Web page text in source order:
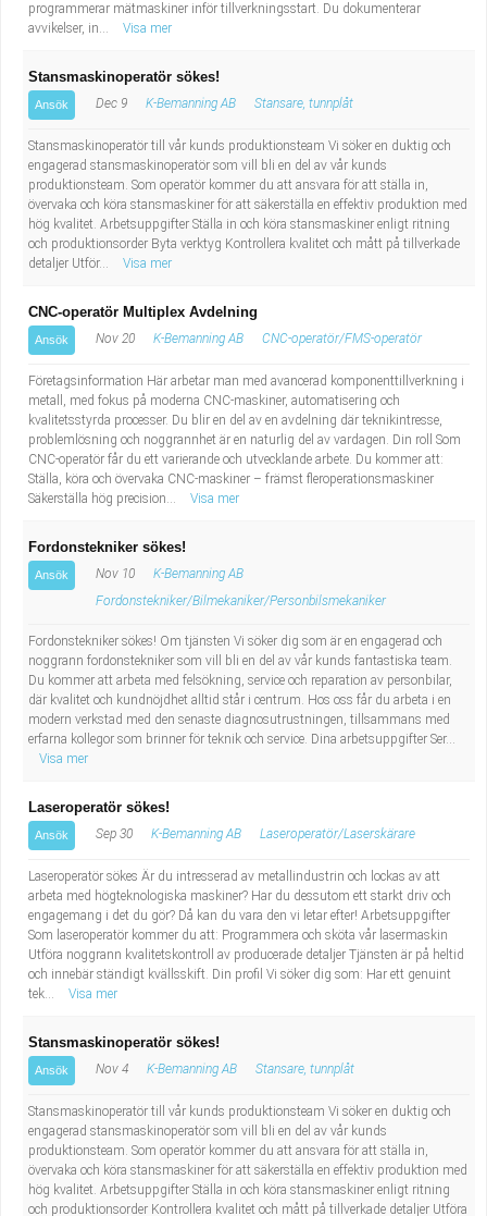
programmerar mätmaskiner inför tillverkningsstart. Du dokumenterar
avvikelser, in...
Visa mer
Stansmaskinoperatör sökes!
Ansök Dec 9 K-Bemanning AB Stansare, tunnplåt
Stansmaskinoperatör till vår kunds produktionsteam Vi söker en duktig och
engagerad stansmaskinoperatör som vill bli en del av vår kunds
produktionsteam. Som operatör kommer du att ansvara för att ställa in,
övervaka och köra stansmaskiner för att säkerställa en effektiv produktion med
hög kvalitet. Arbetsuppgifter Ställa in och köra stansmaskiner enligt ritning
och produktionsorder Byta verktyg Kontrollera kvalitet och mått på tillverkade
detaljer Utför...
Visa mer
CNC-operatör Multiplex Avdelning
Ansök Nov 20 K-Bemanning AB CNC-operatör/FMS-operatör
Företagsinformation Här arbetar man med avancerad komponenttillverkning i
metall, med fokus på moderna CNC-maskiner, automatisering och
kvalitetsstyrda processer. Du blir en del av en avdelning där teknikintresse,
problemlösning och noggrannhet är en naturlig del av vardagen. Din roll Som
CNC-operatör får du ett varierande och utvecklande arbete. Du kommer att:
Ställa, köra och övervaka CNC-maskiner – främst fleroperationsmaskiner
Säkerställa hög precision...
Visa mer
Fordonstekniker sökes!
Ansök Nov 10
K-Bemanning AB
Fordonstekniker/Bilmekaniker/Personbilsmekaniker
Fordons­tekniker sökes! Om tjänsten Vi söker dig som är en engagerad och
noggrann fordons­tekniker som vill bli en del av vår kunds fantastiska team.
Du kommer att arbeta med felsökning, service och reparation av personbilar,
där kvalitet och kundnöjdhet alltid står i centrum. Hos oss får du arbeta i en
modern verkstad med den senaste diagnos­utrustningen, tillsammans med
erfarna kollegor som brinner för teknik och service. Dina arbetsuppgifter Ser...
Visa mer
Laseroperatör sökes!
Ansök Sep 30 K-Bemanning AB Laseroperatör/Laserskärare
Laseroperatör sökes Är du intresserad av metallindustrin och lockas av att
arbeta med högteknologiska maskiner? Har du dessutom ett starkt driv och
engagemang i det du gör? Då kan du vara den vi letar efter! Arbetsuppgifter
Som laseroperatör kommer du att: Programmera och sköta vår lasermaskin
Utföra noggrann kvalitetskontroll av producerade detaljer Tjänsten är på heltid
och innebär ständigt kvällsskift. Din profil Vi söker dig som: Har ett genuint
tek...
Visa mer
Stansmaskinoperatör sökes!
Ansök Nov 4 K-Bemanning AB Stansare, tunnplåt
Stansmaskinoperatör till vår kunds produktionsteam Vi söker en duktig och
engagerad stansmaskinoperatör som vill bli en del av vår kunds
produktionsteam. Som operatör kommer du att ansvara för att ställa in,
övervaka och köra stansmaskiner för att säkerställa en effektiv produktion med
hög kvalitet. Arbetsuppgifter Ställa in och köra stansmaskiner enligt ritning
och produktionsorder Kontrollera kvalitet och mått på tillverkade detaljer Utföra